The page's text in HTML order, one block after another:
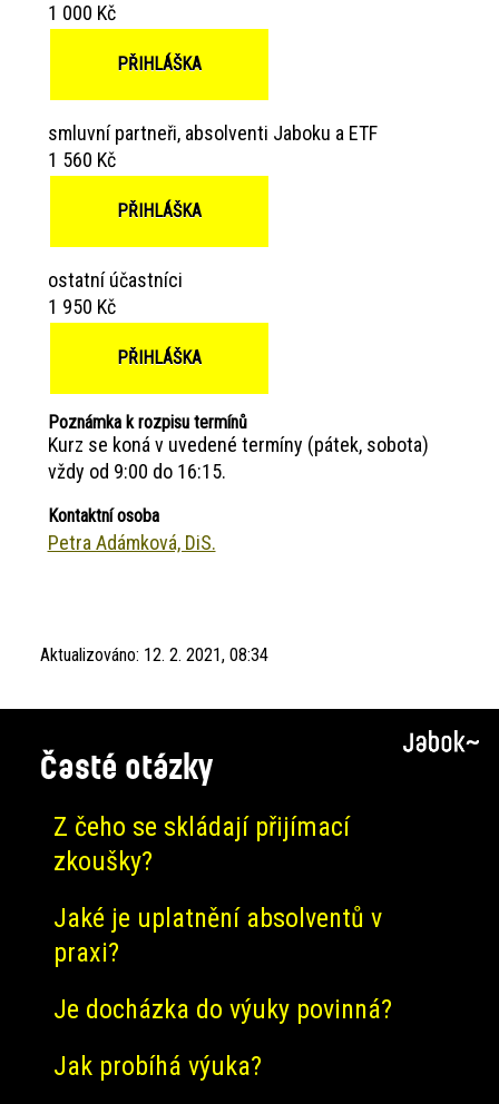
1 000 Kč
PŘIHLÁŠKA
smluvní partneři, absolventi Jaboku a ETF
1 560 Kč
PŘIHLÁŠKA
ostatní účastníci
1 950 Kč
PŘIHLÁŠKA
Poznámka k rozpisu termínů
Kurz se koná v uvedené termíny (pátek, sobota)
vždy od 9:00 do 16:15.
Kontaktní osoba
Petra Adámková, DiS.
Aktualizováno: 12. 2. 2021, 08:34
Časté otázky
Z čeho se skládají přijímací
zkoušky?
Jaké je uplatnění absolventů v
praxi?
Je docházka do výuky povinná?
Jak probíhá výuka?